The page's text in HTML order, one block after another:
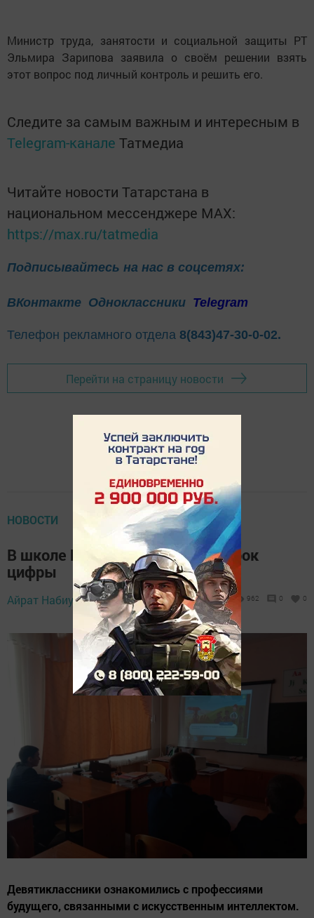
Министр труда, занятости и социальной защиты РТ
Эльмира Зарипова заявила о своём решении взять
этот вопрос под личный контроль и решить его.
Следите за самым важным и интересным в
Telegram-канале Татмедиа
Читайте новости Татарстана в
национальном мессенджере MАХ:
https://max.ru/tatmedia
Подписывайтесь на нас в соцсетях:
ВКонтакте Одноклассники Telegram
Телефон рекламного отдела 8(843)47-30-0-02.
Перейти на страницу новости
НОВОСТИ
В школе Иске-Рязапа прошёл Урок
цифры
Айрат Набиуллин, 11 октября 2023 - 10:00 962 0 0
Девятиклассники ознакомились с профессиями
будущего, связанными с искусственным интеллектом.